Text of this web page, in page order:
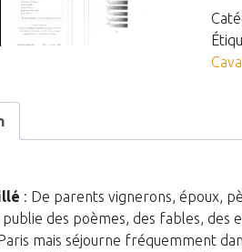
PU54
-
de
: De parents vignerons, époux,
des poèmes, des fables, des
mais séjourne fréquemment